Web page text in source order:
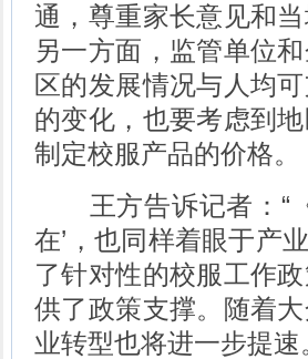
通，尊重家长意见和
另一方面，监管单位
区的发展情况与人均
的变化，也要考虑到
制定校服产品的价格。
王方告诉记者：“《
在’，也同样着眼于产
了针对性的校服工作
供了政策支撑。随着
业转型也将进一步提速